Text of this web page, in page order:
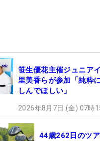
笹生優花主催ジュニア
里美香らが参加「純粋
しんでほしい」
2026年8月7日 (金) 07時
44歳262日のツ